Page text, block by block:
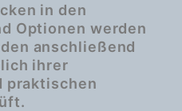
in den
Optionen werden
anschließend
ihrer
praktischen